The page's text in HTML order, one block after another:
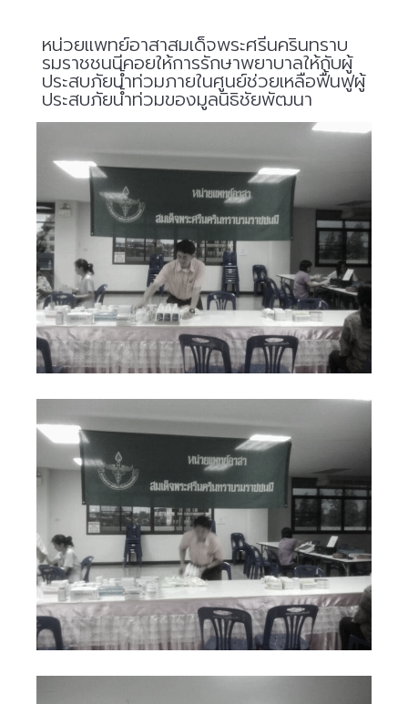
หน่วยแพทย์อาสาสมเด็จพระศรีนครินทราบ
รมราชชนนีคอยให้การรักษาพยาบาลให้กับผู้
ประสบภัยน้ำท่วมภายในศูนย์ช่วยเหลือฟื้นฟูผู้
ประสบภัยน้ำท่วมของมูลนิธิชัยพัฒนา